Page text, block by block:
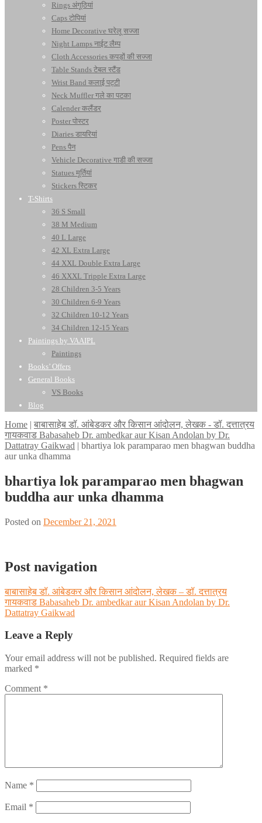
Rings अंगूठियां
Caps टोपियां
Home Decorative घरेलू सज्जा
Night Lamps नाईट लैम्प
Cloth Accessories कपड़ों की सज्जा
Table Stands टेबल स्टैंड
Wrist Band कलाई पट्टी
Neck Muffler गले का पटका
Calender कलैंडर
Poster पोस्टर
Diaries डायरियां
Pens पैन
Vehicle Decorative गाडी की सज्जा
Statues मूर्तियां
Stickers स्टिकर
T-Shirts
36 S Small
38 M Medium
40 L Large
42 XL Extra Large
44 XXL Double Extra Large
46 XXXL Tripple Extra Large
28 Children 3-5 Years
30 Children 6-9 Years
32 Children 10-12 Years
34 Children 12-15 Years
Paintings by VAAIPL
Paintings
Books’ Offers
General Books
VS Books
Blog
Home | बाबासाहेब डॉ. आंबेडकर और किसान आंदोलन, लेखक - डॉ. दत्तात्रय
गायकवाड Babasaheb Dr. ambedkar aur Kisan Andolan by Dr.
Dattatray Gaikwad | bhartiya lok paramparao men bhagwan buddha
aur unka dhamma
bhartiya lok paramparao men bhagwan
buddha aur unka dhamma
Posted on December 21, 2021
Post navigation
बाबासाहेब डॉ. आंबेडकर और किसान आंदोलन, लेखक – डॉ. दत्तात्रय
गायकवाड Babasaheb Dr. ambedkar aur Kisan Andolan by Dr.
Dattatray Gaikwad
Leave a Reply
Your email address will not be published. Required fields are
marked *
Comment *
Name *
Email *